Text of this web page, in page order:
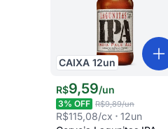
CAIXA 12un
R$9,59/un
3% OFF R$9,89/un
R$115,08/cx 12un